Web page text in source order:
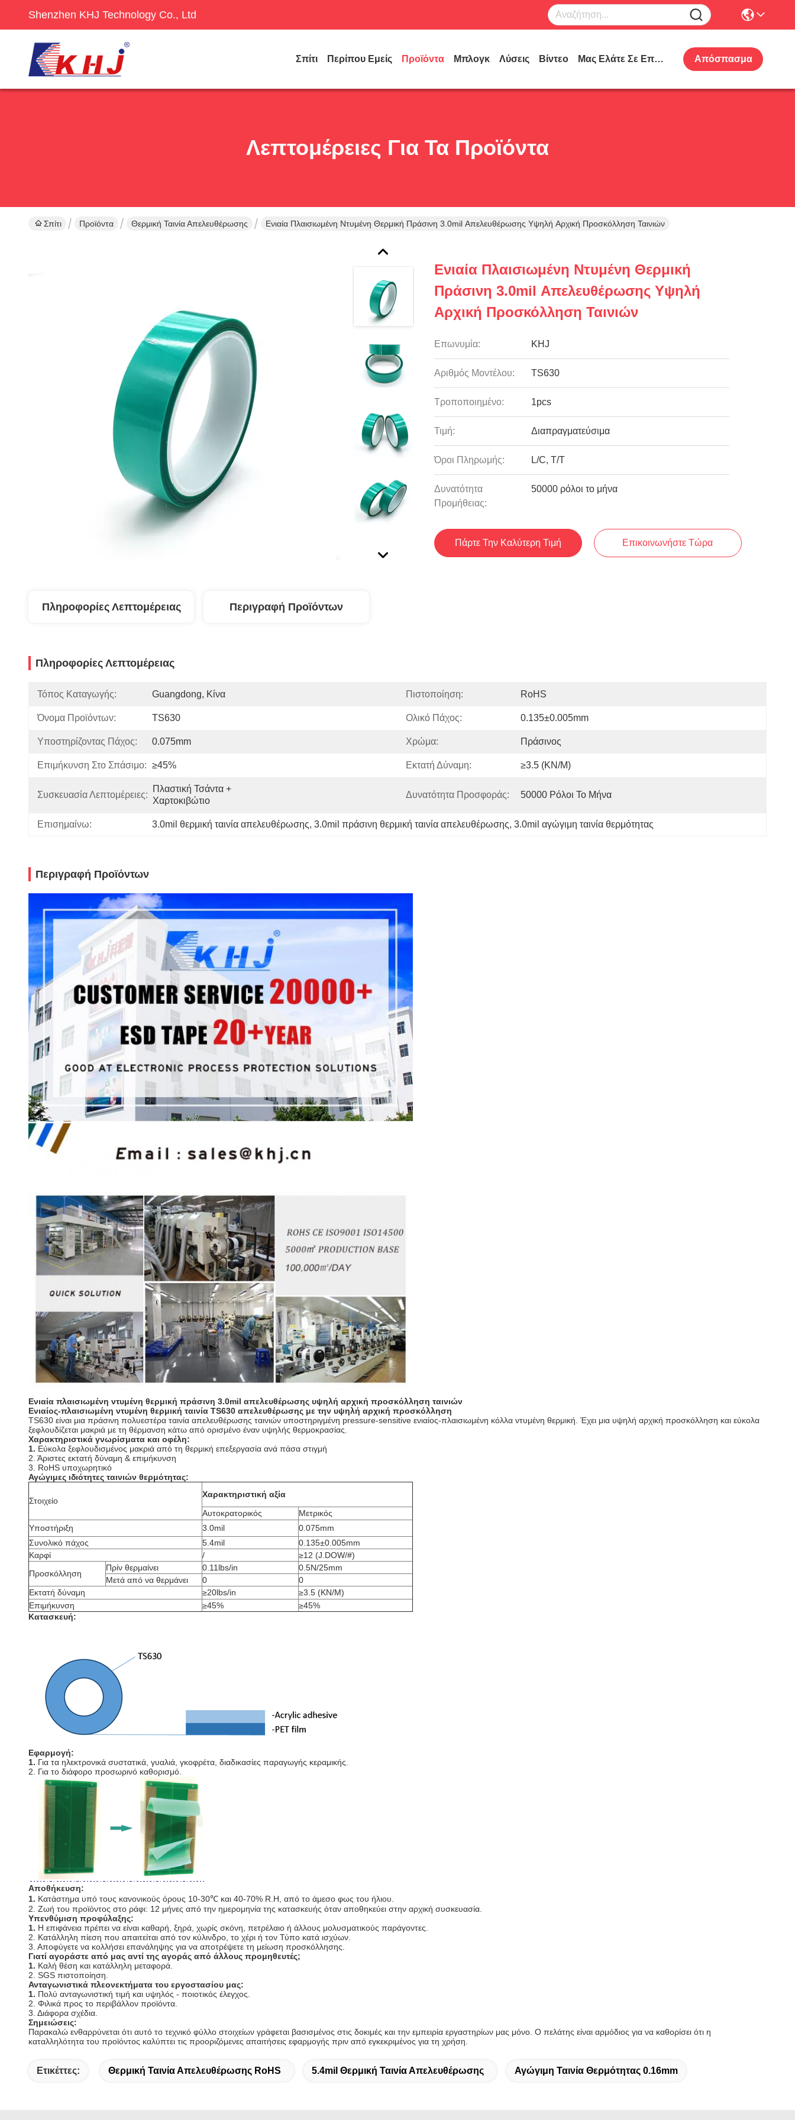
Shenzhen KHJ Technology Co., Ltd
Σπίτι Περίπου Εμείς Προϊόντα Μπλογκ Λύσεις Βίντεο Μας Ελάτε Σε Επαφή Με Απόσπασμα
Λεπτομέρειες Για Τα Προϊόντα
Σπίτι Προϊόντα Θερμική Ταινία Απελευθέρωσης Ενιαία Πλαισιωμένη Ντυμένη Θερμική Πράσινη 3.0mil Απελευθέρωσης Υψηλή Αρχική Προσκόλληση Ταινιών
Ενιαία Πλαισιωμένη Ντυμένη Θερμική
Πράσινη 3.0mil Απελευθέρωσης Υψηλή
Αρχική Προσκόλληση Ταινιών
Επωνυμία: KHJ
Αριθμός Μοντέλου: TS630
Τροποποιημένο: 1pcs
Τιμή: Διαπραγματεύσιμα
Όροι Πληρωμής: L/C, T/T
Δυνατότητα
Προμήθειας:
50000 ρόλοι το μήνα
Πάρτε Την Καλύτερη Τιμή Επικοινωνήστε Τώρα
Πληροφορίες Λεπτομέρειας Περιγραφή Προϊόντων
Πληροφορίες Λεπτομέρειας
Τόπος Καταγωγής: Guangdong, Κίνα Πιστοποίηση: RoHS
Όνομα Προϊόντων: TS630 Ολικό Πάχος: 0.135±0.005mm
Υποστηρίζοντας Πάχος: 0.075mm Χρώμα: Πράσινος
Επιμήκυνση Στο Σπάσιμο: ≥45% Εκτατή Δύναμη: ≥3.5 (KN/M)
Συσκευασία Λεπτομέρειες:
Πλαστική Τσάντα +
Χαρτοκιβώτιο
Δυνατότητα Προσφοράς: 50000 Ρόλοι Το Μήνα
Επισημαίνω: 3.0mil θερμική ταινία απελευθέρωσης, 3.0mil πράσινη θερμική ταινία απελευθέρωσης, 3.0mil αγώγιμη ταινία θερμότητας
Περιγραφή Προϊόντων
Ενιαία πλαισιωμένη ντυμένη θερμική πράσινη 3.0mil απελευθέρωσης υψηλή αρχική προσκόλληση ταινιών
Ενιαίος-πλαισιωμένη ντυμένη θερμική ταινία TS630 απελευθέρωσης με την υψηλή αρχική προσκόλληση
TS630 είναι μια πράσινη πολυεστέρα ταινία απελευθέρωσης ταινιών υποστηριγμένη pressure-sensitive ενιαίος-πλαισιωμένη κόλλα ντυμένη θερμική. Έχει μια υψηλή αρχική προσκόλληση και εύκολα
ξεφλουδίζεται μακριά με τη θέρμανση κάτω από ορισμένο έναν υψηλής θερμοκρασίας.
Χαρακτηριστικά γνωρίσματα και οφέλη:
1. Εύκολα ξεφλουδισμένος μακριά από τη θερμική επεξεργασία ανά πάσα στιγμή
2. Άριστες εκτατή δύναμη & επιμήκυνση
3. RoHS υποχωρητικό
Αγώγιμες ιδιότητες ταινιών θερμότητας:
Στοιχείο
Χαρακτηριστική αξία
Αυτοκρατορικός
Μετρικός
Υποστήριξη
3.0mil
0.075mm
Συνολικό πάχος
5.4mil
0.135±0.005mm
Καρφί
/
≥12 (J.DOW/#)
Προσκόλληση
Πρίν θερμαίνει 0.11lbs/in
0.5N/25mm
Μετά από να θερμάνει
0
0
Εκτατή δύναμη
≥20lbs/in
≥3.5 (KN/M)
Επιμήκυνση
≥45%
≥45%
Κατασκευή:
Εφαρμογή:
1. Για τα ηλεκτρονικά συστατικά, γυαλιά, γκοφρέτα, διαδικασίες παραγωγής κεραμικής.
2. Για το διάφορο προσωρινό καθορισμό.
Αποθήκευση:
1. Κατάστημα υπό τους κανονικούς όρους 10-30℃ και 40-70% R.H, από το άμεσο φως του ήλιου.
2. Ζωή του προϊόντος στο ράφι: 12 μήνες από την ημερομηνία της κατασκευής όταν αποθηκεύει στην αρχική συσκευασία.
Υπενθύμιση προφύλαξης:
1. Η επιφάνεια πρέπει να είναι καθαρή, ξηρά, χωρίς σκόνη, πετρέλαιο ή άλλους μολυσματικούς παράγοντες.
2. Κατάλληλη πίεση που απαιτείται από τον κύλινδρο, το χέρι ή τον Τύπο κατά ισχύων.
3. Αποφύγετε να κολλήσει επανάληψης για να αποτρέψετε τη μείωση προσκόλλησης.
Γιατί αγοράστε από μας αντί της αγοράς από άλλους προμηθευτές;
1. Καλή θέση και κατάλληλη μεταφορά.
2. SGS πιστοποίηση.
Ανταγωνιστικά πλεονεκτήματα του εργοστασίου μας:
1. Πολύ ανταγωνιστική τιμή και υψηλός - ποιοτικός έλεγχος.
2. Φιλικά προς το περιβάλλον προϊόντα.
3. Διάφορα σχέδια.
Σημειώσεις:
Παρακαλώ ενθαρρύνεται ότι αυτό το τεχνικό φύλλο στοιχείων γράφεται βασισμένος στις δοκιμές και την εμπειρία εργαστηρίων μας μόνο. Ο πελάτης είναι αρμόδιος για να καθορίσει ότι η
καταλληλότητα του προϊόντος καλύπτει τις προοριζόμενες απαιτήσεις εφαρμογής πριν από εγκεκριμένος για τη χρήση.
Ετικέττες: Θερμική Ταινία Απελευθέρωσης RoHS 5.4mil Θερμική Ταινία Απελευθέρωσης Αγώγιμη Ταινία Θερμότητας 0.16mm